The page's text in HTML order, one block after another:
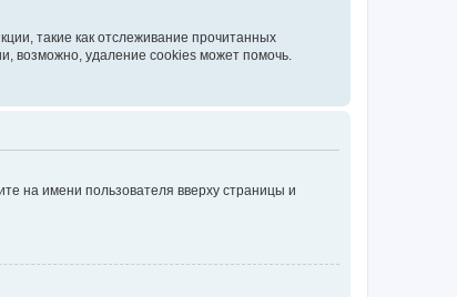
такие как отслеживание прочитанных
возможно, удаление cookies может помочь.
на имени пользователя вверху страницы и